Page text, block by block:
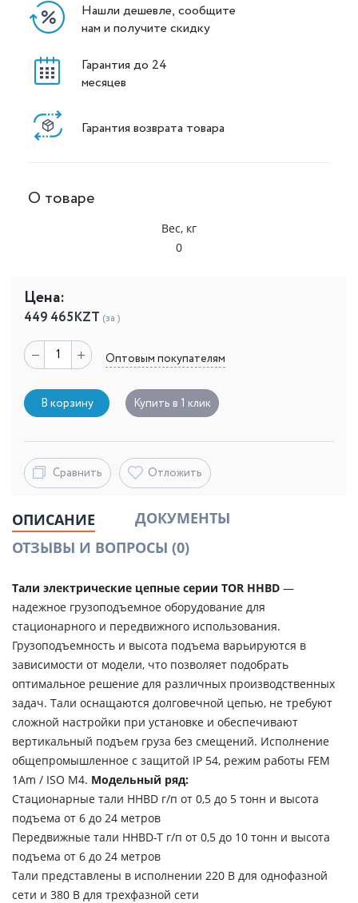
Нашли дешевле, сообщите
нам и получите скидку
Гарантия до 24
месяцев
Гарантия возврата товара
О товаре
Вес, кг
0
Цена:
449 465KZT (за )
Оптовым покупателям
В корзину Купить в 1 клик
Сравнить Отложить
ОПИСАНИЕ
ДОКУМЕНТЫ
ОТЗЫВЫ И ВОПРОСЫ (0)
Тали электрические цепные серии TOR HHBD —
надежное грузоподъемное оборудование для
стационарного и передвижного использования.
Грузоподъемность и высота подъема варьируются в
зависимости от модели, что позволяет подобрать
оптимальное решение для различных производственных
задач. Тали оснащаются долговечной цепью, не требуют
сложной настройки при установке и обеспечивают
вертикальный подъем груза без смещений. Исполнение
общепромышленное с защитой IP 54, режим работы FEM
1Аm / ISO M4. Модельный ряд:
Стационарные тали HHBD г/п от 0,5 до 5 тонн и высота
подъема от 6 до 24 метров
Передвижные тали HHBD-T г/п от 0,5 до 10 тонн и высота
подъема от 6 до 24 метров
Тали представлены в исполнении 220 В для однофазной
сети и 380 В для трехфазной сети